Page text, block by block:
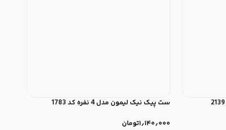
ست پیک نیک لیمون مدل 4 نفره کد 1783
۱٫۱۴۰٫۰۰۰تومان